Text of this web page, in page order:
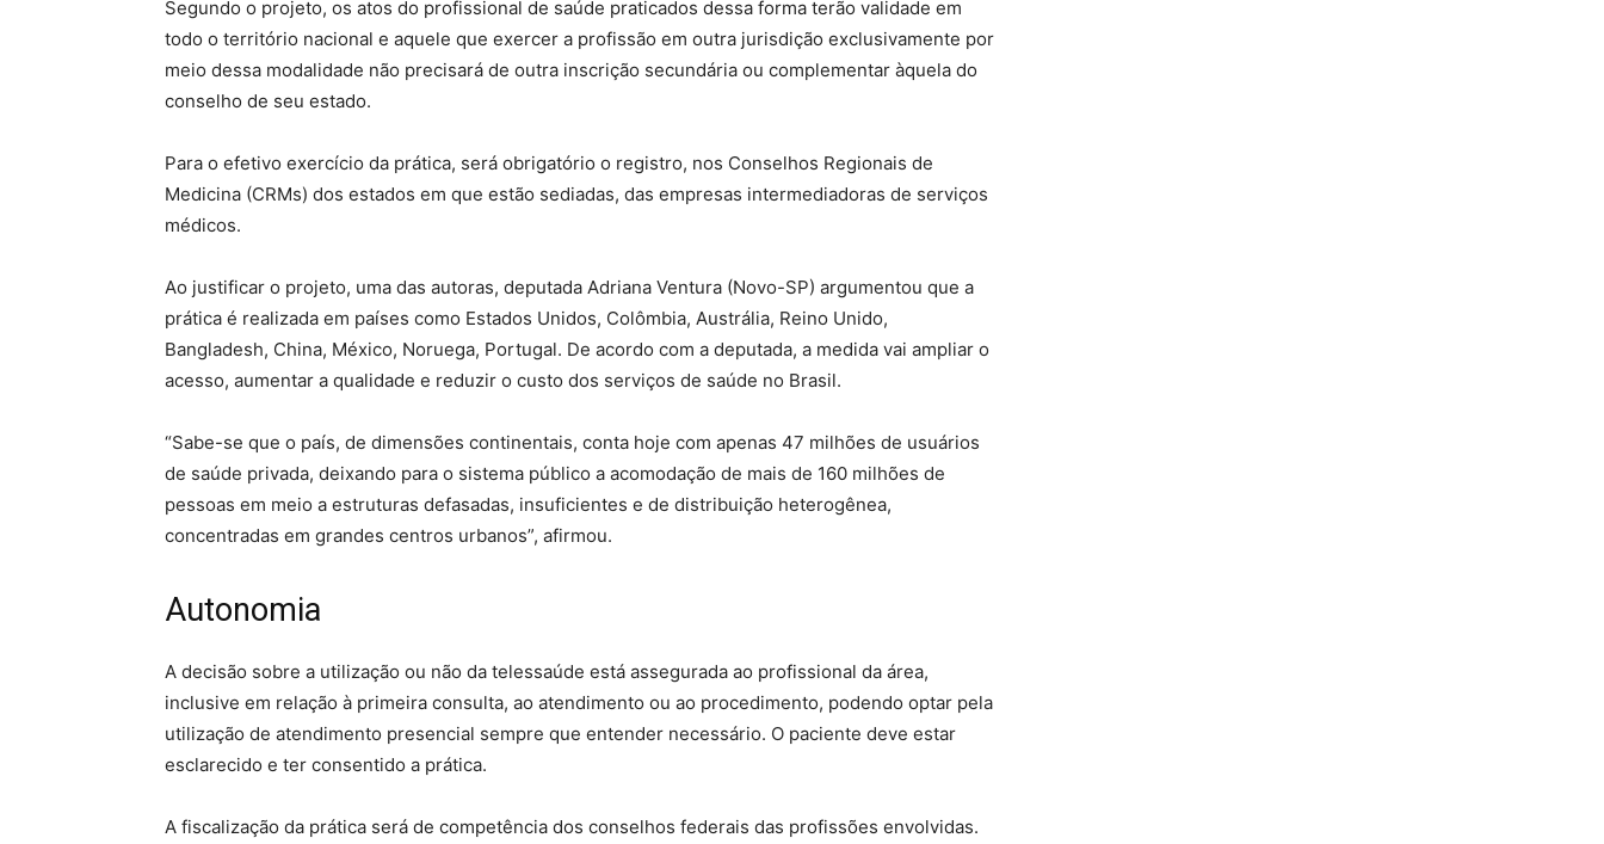
Segundo o projeto, os atos do profissional de saúde praticados dessa forma terão validade em
todo o território nacional e aquele que exercer a profissão em outra jurisdição exclusivamente por
meio dessa modalidade não precisará de outra inscrição secundária ou complementar àquela do
conselho de seu estado.
Para o efetivo exercício da prática, será obrigatório o registro, nos Conselhos Regionais de
Medicina (CRMs) dos estados em que estão sediadas, das empresas intermediadoras de serviços
médicos.
Ao justificar o projeto, uma das autoras, deputada Adriana Ventura (Novo-SP) argumentou que a
prática é realizada em países como Estados Unidos, Colômbia, Austrália, Reino Unido,
Bangladesh, China, México, Noruega, Portugal. De acordo com a deputada, a medida vai ampliar o
acesso, aumentar a qualidade e reduzir o custo dos serviços de saúde no Brasil.
“Sabe-se que o país, de dimensões continentais, conta hoje com apenas 47 milhões de usuários
de saúde privada, deixando para o sistema público a acomodação de mais de 160 milhões de
pessoas em meio a estruturas defasadas, insuficientes e de distribuição heterogênea,
concentradas em grandes centros urbanos”, afirmou.
Autonomia
A decisão sobre a utilização ou não da telessaúde está assegurada ao profissional da área,
inclusive em relação à primeira consulta, ao atendimento ou ao procedimento, podendo optar pela
utilização de atendimento presencial sempre que entender necessário. O paciente deve estar
esclarecido e ter consentido a prática.
A fiscalização da prática será de competência dos conselhos federais das profissões envolvidas.